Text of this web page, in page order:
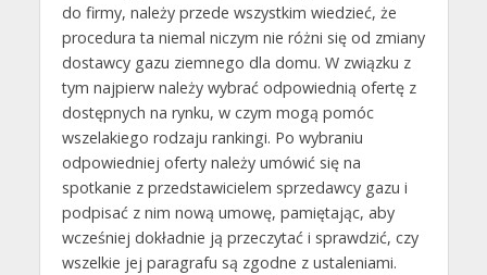
do firmy, należy przede wszystkim wiedzieć, że
procedura ta niemal niczym nie różni się od zmiany
dostawcy gazu ziemnego dla domu. W związku z
tym najpierw należy wybrać odpowiednią ofertę z
dostępnych na rynku, w czym mogą pomóc
wszelakiego rodzaju rankingi. Po wybraniu
odpowiedniej oferty należy umówić się na
spotkanie z przedstawicielem sprzedawcy gazu i
podpisać z nim nową umowę, pamiętając, aby
wcześniej dokładnie ją przeczytać i sprawdzić, czy
wszelkie jej paragrafu są zgodne z ustaleniami.